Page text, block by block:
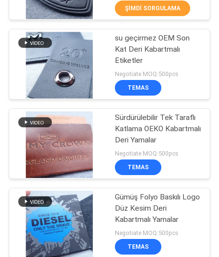
SITE
HARITASI
PRIVACY
POLICY
Silikon Isı Transferi
Etiketleri
tpu ısı transferi
etiketi
33
Özel Giysi Yamaları
92
ŞIMDI SORGULAMA
su geçirmez OEM Son
Kat Deri Kabartmalı
Etiketler
Negotiate MOQ:500pcs
TEMAS
Sürdürülebilir Tek Taraflı
Katlama OEKO Kabartmalı
Deri Yamalar
Negotiate MOQ:500pcs
TEMAS
Gümüş Folyo Baskılı Logo
Düz Kesim Deri
Kabartmalı Yamalar
Negotiate MOQ:500pcs
TEMAS